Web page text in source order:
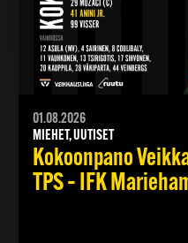
01.08.2026
MIEHET, UUTISET
Kokoonpano
TPS – IFK